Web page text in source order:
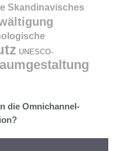
Skandinavisches
UNESCO-
die Omnichannel-